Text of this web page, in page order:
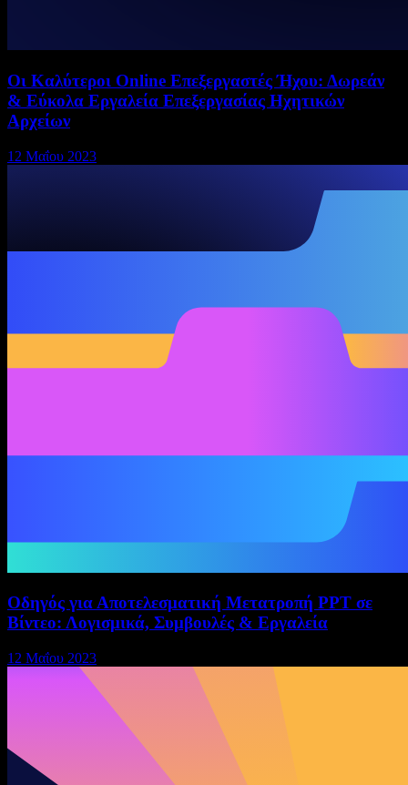
Οι Καλύτεροι Online Επεξεργαστές Ήχου: Δωρεάν
& Εύκολα Εργαλεία Επεξεργασίας Ηχητικών
Αρχείων
12 Μαΐου 2023
Οδηγός για Αποτελεσματική Μετατροπή PPT σε
Βίντεο: Λογισμικά, Συμβουλές & Εργαλεία
12 Μαΐου 2023